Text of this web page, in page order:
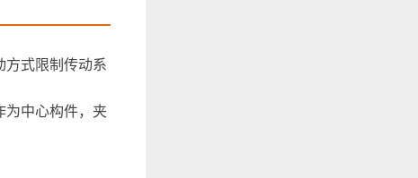
方式限制传动系
为中心构件，夹